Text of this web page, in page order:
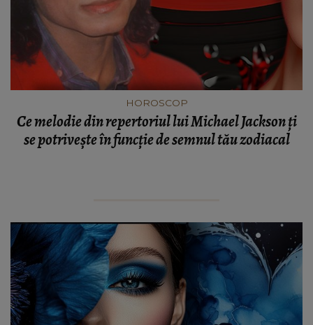
HOROSCOP
Ce melodie din repertoriul lui Michael Jackson ți
se potrivește în funcție de semnul tău zodiacal